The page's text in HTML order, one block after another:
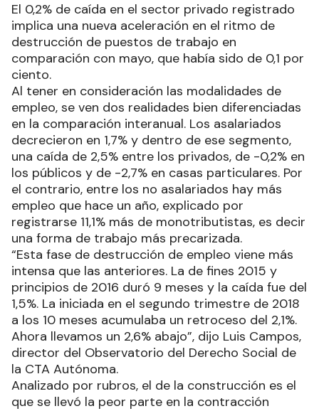
El 0,2% de caída en el sector privado registrado
implica una nueva aceleración en el ritmo de
destrucción de puestos de trabajo en
comparación con mayo, que había sido de 0,1 por
ciento.
Al tener en consideración las modalidades de
empleo, se ven dos realidades bien diferenciadas
en la comparación interanual. Los asalariados
decrecieron en 1,7% y dentro de ese segmento,
una caída de 2,5% entre los privados, de -0,2% en
los públicos y de -2,7% en casas particulares. Por
el contrario, entre los no asalariados hay más
empleo que hace un año, explicado por
registrarse 11,1% más de monotributistas, es decir
una forma de trabajo más precarizada.
“Esta fase de destrucción de empleo viene más
intensa que las anteriores. La de fines 2015 y
principios de 2016 duró 9 meses y la caída fue del
1,5%. La iniciada en el segundo trimestre de 2018
a los 10 meses acumulaba un retroceso del 2,1%.
Ahora llevamos un 2,6% abajo”, dijo Luis Campos,
director del Observatorio del Derecho Social de
la CTA Autónoma.
Analizado por rubros, el de la construcción es el
que se llevó la peor parte en la contracción